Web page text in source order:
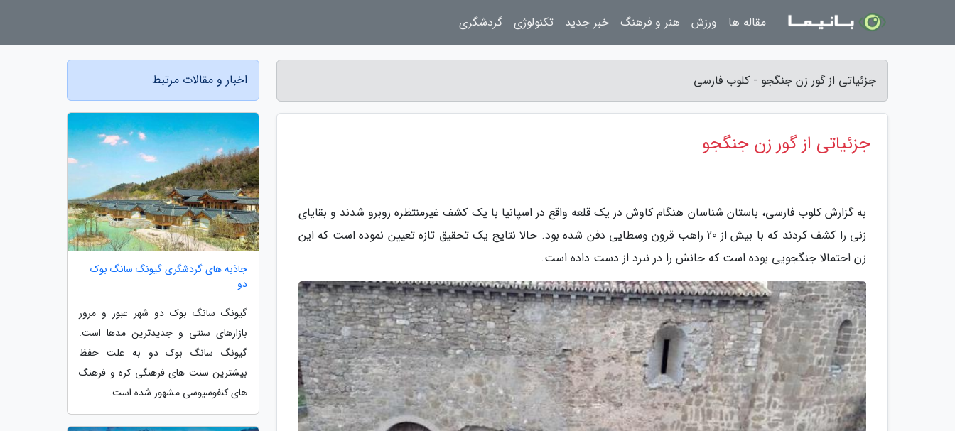
جزئیاتی از گور زن جنگجو - کلوب فارسی
جزئیاتی از گور زن جنگجو
به گزارش کلوب فارسی، باستان شناسان هنگام کاوش در یک قلعه واقع در اسپانیا با یک کشف غیرمنتظره روبرو شدند و بقایای
زنی را کشف کردند که با بیش از 20 راهب قرون وسطایی دفن شده بود. حالا نتایج یک تحقیق تازه تعیین نموده است که این
زن احتمالا جنگجویی بوده است که جانش را در نبرد از دست داده است.
اخبار و مقالات مرتبط
جاذبه های گردشگری گیونگ سانگ بوک
دو
گیونگ سانگ بوک دو شهر عبور و مرور
بازارهای سنتی و جدیدترین مدها است.
گیونگ سانگ بوک دو به علت حفظ
بیشترین سنت های فرهنگی کره و فرهنگ
های کنفوسیوسی مشهور شده است.
مقاله ها ورزش هنر و فرهنگ خبر جدید تکنولوژی گردشگری